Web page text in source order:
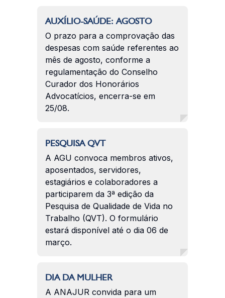
AUXÍLIO-SAÚDE: AGOSTO
O prazo para a comprovação das
despesas com saúde referentes ao
mês de agosto, conforme a
regulamentação do Conselho
Curador dos Honorários
Advocatícios, encerra-se em
25/08.
PESQUISA QVT
A AGU convoca membros ativos,
aposentados, servidores,
estagiários e colaboradores a
participarem da 3ª edição da
Pesquisa de Qualidade de Vida no
Trabalho (QVT). O formulário
estará disponível até o dia 06 de
março.
DIA DA MULHER
A ANAJUR convida para um